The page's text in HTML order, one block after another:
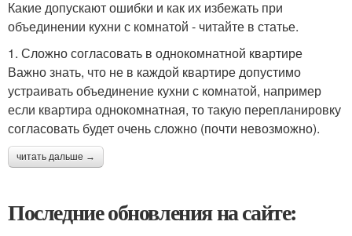
Какие допускают ошибки и как их избежать при
объединении кухни с комнатой - читайте в статье.
1. Сложно согласовать в однокомнатной квартире
Важно знать, что не в каждой квартире допустимо
устраивать объединение кухни с комнатой, например
если квартира однокомнатная, то такую перепланировку
согласовать будет очень сложно (почти невозможно).
читать дальше →
Последние обновления на сайте: